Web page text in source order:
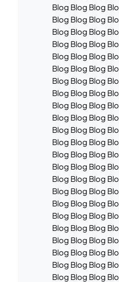
Blog Blog Blog
Blog Blog Blog
Blog Blog Blog
Blog Blog Blog
Blog Blog Blog
Blog Blog Blog
Blog Blog Blog
Blog Blog Blog
Blog Blog Blog
Blog Blog Blog
Blog Blog Blog
Blog Blog Blog
Blog Blog Blog
Blog Blog Blog
Blog Blog Blog
Blog Blog Blog
Blog Blog Blog
Blog Blog Blog
Blog Blog Blog
Blog Blog Blog
Blog Blog Blog
Blog Blog Blog
Blog Blog Blog